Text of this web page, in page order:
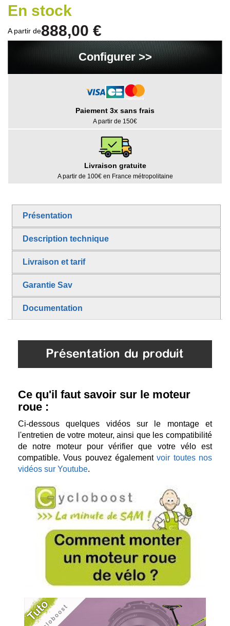
En stock
A partir de888,00 €
Configurer >>
Paiement 3x sans frais
A partir de 150€
Livraison gratuite
A partir de 100€ en France métropolitaine
Présentation
Description technique
Livraison et tarif
Garantie Sav
Documentation
Présentation du produit
Ce qu'il faut savoir sur le moteur
roue :
Ci-dessous quelques vidéos sur le montage et
l'entretien de votre moteur, ainsi que les compatibilité
de notre moteur pour vérifier que votre vélo est
compatible. Vous pouvez égalementvoir toutes nos
vidéos sur Youtube.